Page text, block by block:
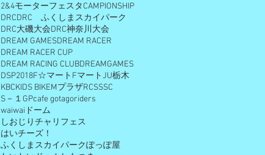
2&4モーターフェスタCAMPIONSHIP
DRCDRC ふくしまスカイパーク
DRC大磯大会DRC神奈川大会
DREAM GAMESDREAM RACER
DREAM RACER CUP
DREAM RACING CLUBDREAMGAMES
DSP2018F☆マート FマートJU栃木
KBCKIDS BIKEMプラザRCSSSC
S－１GPcafe gotagoriders
waiwaiドーム
しおじりチャリフェス
はいチーズ！
ふくしまスカイパークぽっぽ屋